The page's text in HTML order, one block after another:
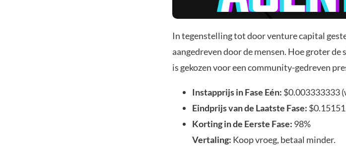
In tegenstelling tot door venture capital
aangedreven door de mensen. Hoe groter
is gekozen voor een community-gedreven
Instapprijs in Fase Eén: $0.003333333
Eindprijs van de Laatste Fase:
Korting in de Eerste Fase: 98%
Vertaling: Koop vroeg, betaal minder.